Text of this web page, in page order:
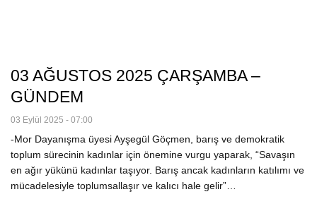
03 AĞUSTOS 2025 ÇARŞAMBA –
GÜNDEM
03 Eylül 2025 - 07:00
-Mor Dayanışma üyesi Ayşegül Göçmen, barış ve demokratik
toplum sürecinin kadınlar için önemine vurgu yaparak, “Savaşın
en ağır yükünü kadınlar taşıyor. Barış ancak kadınların katılımı ve
mücadelesiyle toplumsallaşır ve kalıcı hale gelir”…